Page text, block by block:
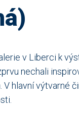
v Liberci k
nechali
hlavní výtvarné